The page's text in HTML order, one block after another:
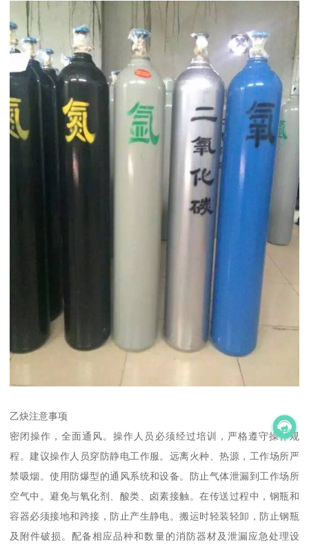
乙炔注意事项
密闭操作，全面通风。操作人员必须经过培训，严格遵守操作规
程。建议操作人员穿防静电工作服。远离火种、热源，工作场所严
禁吸烟。使用防爆型的通风系统和设备。防止气体泄漏到工作场所
空气中。避免与氧化剂、酸类、卤素接触。在传送过程中，钢瓶和
容器必须接地和跨接，防止产生静电。搬运时轻装轻卸，防止钢瓶
及附件破损。配备相应品种和数量的消防器材及泄漏应急处理设